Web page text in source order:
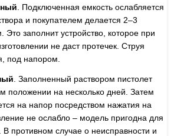
. Подключенная емкость ослабляется
и покупателем делается 2–3
Это заполнит устройство, которое при
не даст протечек. Струя
под напором.
. Заполненный раствором пистолет
положении на несколько дней. Затем
на напор посредством нажатия на
не ослабло – модель пригодна для
В противном случае о неисправности и